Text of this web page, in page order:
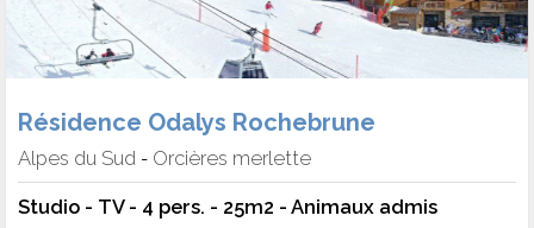
Résidence Odalys Rochebrune
Alpes du Sud - Orcières merlette
Studio - TV - 4 pers. - 25m2 - Animaux admis